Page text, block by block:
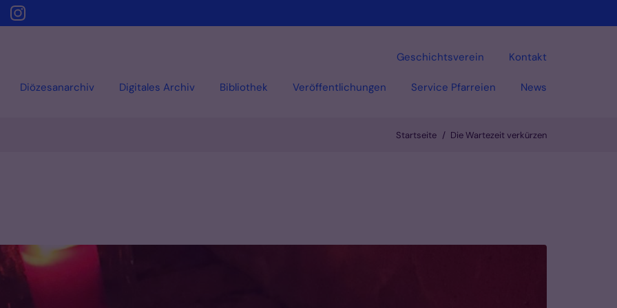
Diözesanarchiv Digitales Archiv Bibliothek Veröffentlichungen Service Pfarreien News
Geschichtsverein Kontakt
Startseite Die Wartezeit verkürzen